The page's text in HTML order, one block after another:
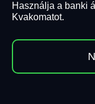
Használja a banki
Kvakomatot.